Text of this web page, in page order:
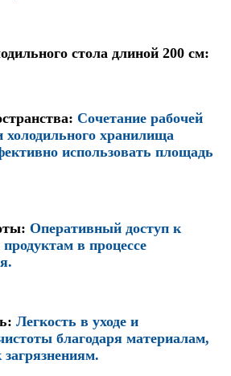
стола длиной 200 см:
: Сочетание рабочей
холодильного хранилища
использовать площадь
: Оперативный доступ к
в процессе
: Легкость в уходе и
благодаря материалам,